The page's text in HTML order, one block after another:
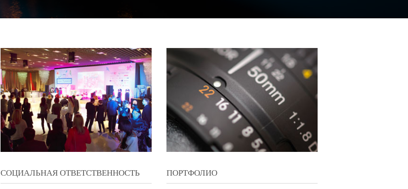
СОЦИАЛЬНАЯ ОТВЕТСТВЕННОСТЬ ПОРТФОЛИО